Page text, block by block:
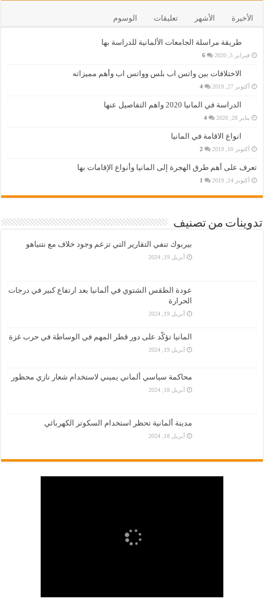
الأخيرة الأشهر تعليقات الوسوم
طريقة مراسلة الجامعات الألمانية للدراسة بها
فبراير 5, 2020 6
الاختلافات بين واتس اب بلس وواتس اب وأهم مميزاته
أكتوبر 27, 2019 4
الدراسة في المانيا 2020 واهم التفاصيل عنها
يناير 28, 2020 4
انواع الاقامة في المانيا
أكتوبر 10, 2019 2
تعرف على أهم طرق الهجرة إلى المانيا وأنواع الإقامات بها
أكتوبر 24, 2019 1
تدوينات من تصنيف
بيربوك تنفي التقارير التي تزعم وجود خلاف مع نتنياهو
أبريل 19, 2024
عودة الطقس الشتوي في ألمانيا بعد ارتفاع كبير في درجات
الحرارة
أبريل 19, 2024
المانيا تؤكّد على دور قطر المهم في الوساطة في حرب غزة
أبريل 19, 2024
محاكمة سياسي ألماني يميني لاستخدام شعار نازي محظور
أبريل 18, 2024
مدينة ألمانية تحظر استخدام السكوتر الكهربائي
أبريل 18, 2024